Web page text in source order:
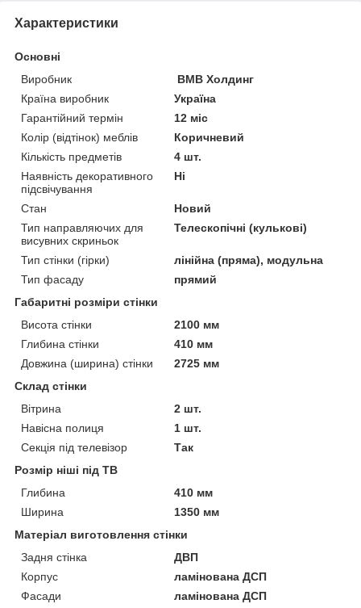
Характеристики
Основні
Виробник
ВМВ Холдинг
Країна виробник
Україна
Гарантійний термін
12 міс
Колір (відтінок) меблів
Коричневий
Кількість предметів
4 шт.
Наявність декоративного
підсвічування
Ні
Стан
Новий
Тип направляючих для
висувних скриньок
Телескопічні (кулькові)
Тип стінки (гірки)
лінійна (пряма), модульна
Тип фасаду
прямий
Габаритні розміри стінки
Висота стінки
2100 мм
Глибина стінки
410 мм
Довжина (ширина) стінки
2725 мм
Склад стінки
Вітрина
2 шт.
Навісна полиця
1 шт.
Секція під телевізор
Так
Розмір ніші під ТВ
Глибина
410 мм
Ширина
1350 мм
Матеріал виготовлення стінки
Задня стінка
ДВП
Корпус
ламінована ДСП
Фасади
ламінована ДСП